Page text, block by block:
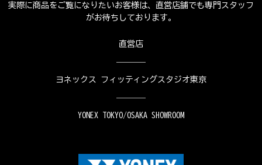
実際に商品をご覧になりたいお客様は、直営店舗でも専門スタッフ
がお待ちしております。
直営店
ヨネックス フィッティングスタジオ東京
YONEX TOKYO/OSAKA SHOWROOM